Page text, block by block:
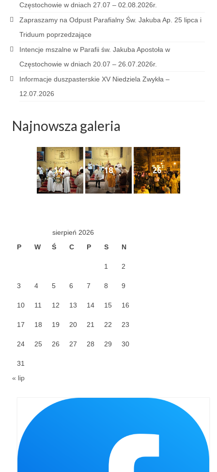
Sakrament małżeństwa
Sakrament kapłaństwa
Sakrament namaszczenia chorych
Galeria
Galerie 2026
Wielki Czwartek 02.04.2026
Wielki Piątek 03.04.2026
Wielka Sobota 04.04.2026
Godzina Miłosierdzia 12.04.2026
Zakończenie Oktawy Bożego Ciała
Niedziela Palmowa 2023
Częstochowie w dniach 27.07 – 02.08.2026r.
Zapraszamy na Odpust Parafialny Św. Jakuba Ap. 25 lipca i
Triduum poprzedzające
Intencje mszalne w Parafii św. Jakuba Apostoła w
Częstochowie w dniach 20.07 – 26.07.2026r.
Informacje duszpasterskie XV Niedziela Zwykła –
12.07.2026
Najnowsza galeria
14a 18 26
sierpień 2026
P
W Ś C P S N
1 2
3 4 5 6 7 8 9
10 11 12 13 14 15 16
17 18 19 20 21 22 23
24 25 26 27 28 29 30
31
« lip